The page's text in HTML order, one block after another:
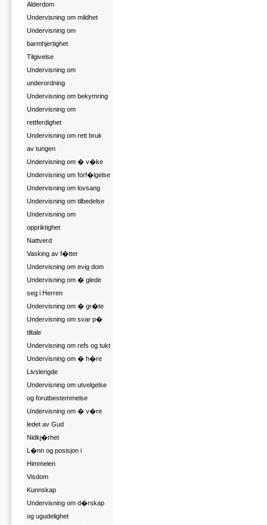
Alderdom
Undervisning om mildhet
Undervisning om
barmhjertighet
Tilgivelse
Undervisning om
underordning
Undervisning om bekymring
Undervisning om
rettferdighet
Undervisning om rett bruk
av tungen
Undervisning om � v�ke
Undervisning om forf�lgelse
Undervisning om lovsang
Undervisning om tilbedelse
Undervisning om
oppriktighet
Nattverd
Vasking av f�tter
Undervisning om evig dom
Undervisning om � glede
seg i Herren
Undervisning om � gr�te
Undervisning om svar p�
tiltale
Undervisning om refs og tukt
Undervisning om � h�re
Livslengde
Undervisning om utvelgelse
og forutbestemmelse
Undervisning om � v�re
ledet av Gud
Nidkj�rhet
L�nn og posisjon i
Himmelen
Visdom
Kunnskap
Undervisning om d�rskap
og ugudelighet